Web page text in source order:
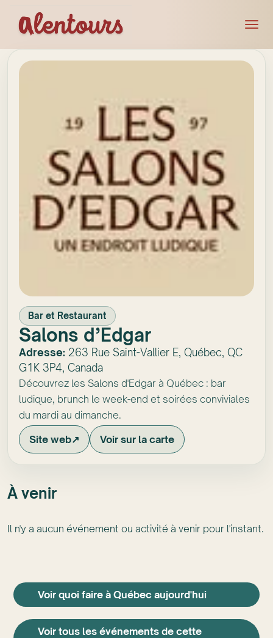
Bar et Restaurant
Salons d’Edgar
Adresse: 263 Rue Saint-Vallier E, Québec, QC
G1K 3P4, Canada
Découvrez les Salons d'Edgar à Québec : bar
ludique, brunch le week-end et soirées conviviales
du mardi au dimanche.
Site web↗ Voir sur la carte
À venir
Il n'y a aucun événement ou activité à venir pour l'instant.
Voir quoi faire à Québec aujourd'hui
Voir tous les événements de cette